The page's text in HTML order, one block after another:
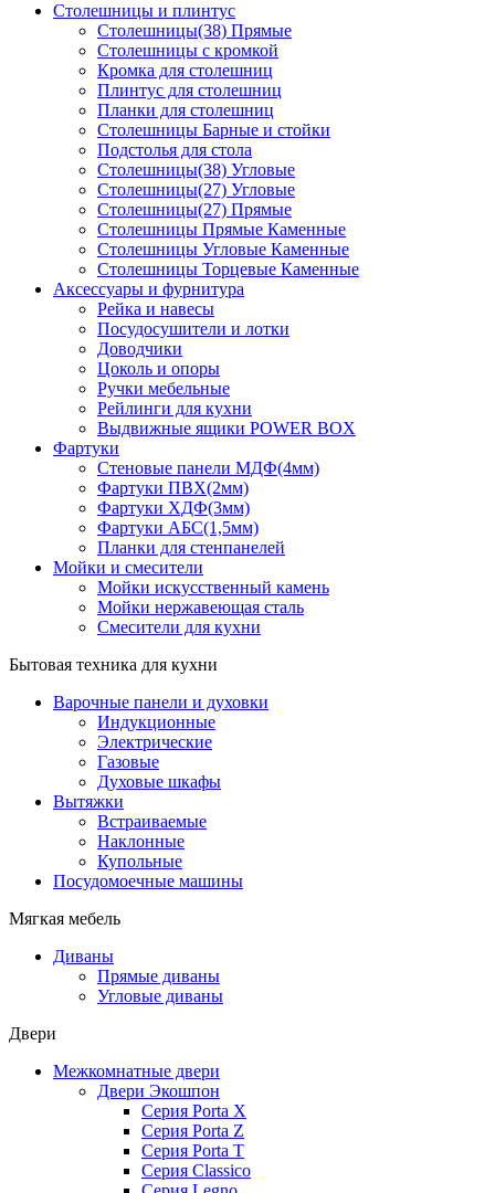
Столешницы и плинтус
Столешницы(38) Прямые
Столешницы с кромкой
Кромка для столешниц
Плинтус для столешниц
Планки для столешниц
Столешницы Барные и стойки
Подстолья для стола
Столешницы(38) Угловые
Столешницы(27) Угловые
Столешницы(27) Прямые
Столешницы Прямые Каменные
Столешницы Угловые Каменные
Столешницы Торцевые Каменные
Аксессуары и фурнитура
Рейка и навесы
Посудосушители и лотки
Доводчики
Цоколь и опоры
Ручки мебельные
Рейлинги для кухни
Выдвижные ящики POWER BOX
Фартуки
Стеновые панели МДФ(4мм)
Фартуки ПВХ(2мм)
Фартуки ХДФ(3мм)
Фартуки АБС(1,5мм)
Планки для стенпанелей
Мойки и смесители
Мойки искусственный камень
Мойки нержавеющая сталь
Смесители для кухни
Бытовая техника для кухни
Варочные панели и духовки
Индукционные
Электрические
Газовые
Духовые шкафы
Вытяжки
Встраиваемые
Наклонные
Купольные
Посудомоечные машины
Мягкая мебель
Диваны
Прямые диваны
Угловые диваны
Двери
Межкомнатные двери
Двери Экошпон
Серия Porta X
Серия Porta Z
Серия Porta T
Серия Classico